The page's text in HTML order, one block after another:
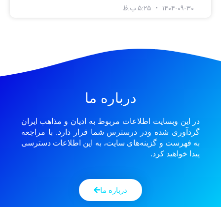
۱۴۰۴-۰۹-۳۰
درباره ما
در این وبسایت اطلاعات مربوط به ادیان و مذاهب ایران
گردآوری شده ودر درسترس شما قرار دارد. با مراجعه
به فهرست و گزینه‌های سایت، به این اطلاعات دسترسی
پیدا خواهید کرد.
درباره ما